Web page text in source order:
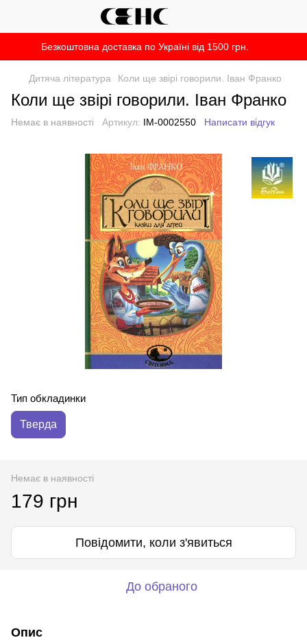
Безкоштовна доставка по Україні від 1500 грн.
Дитяча література Коли ще звірі говорили. Іван Франко
Коли ще звірі говорили. Іван Франко
Немає в наявності Артикул: IM-0002550 Написати відгук
Тип обкладинки
Тверда
Немає в наявності
179 грн
Повідомити, коли з'явиться
До обраного
Опис